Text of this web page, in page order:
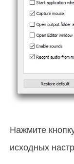
Нажмите
исходных